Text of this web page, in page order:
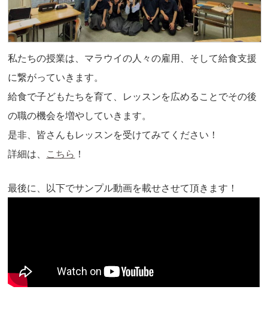
私たちの授業は、マラウイの人々の雇用、そして給食支援
に繋がっていきます。
給食で子どもたちを育て、レッスンを広めることでその後
の職の機会を増やしていきます。
是非、皆さんもレッスンを受けてみてください！
詳細は、 こちら ！
最後に、以下でサンプル動画を載せさせて頂きます！